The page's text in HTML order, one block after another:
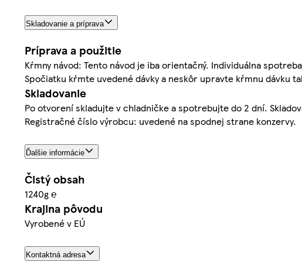
Skladovanie a príprava
Príprava a použitie
Kŕmny návod: Tento návod je iba orientačný. Individuálna
Spočiatku kŕmte uvedené dávky a neskôr upravte kŕmnu dávku
Skladovanie
Po otvorení skladujte v chladničke a spotrebujte do 2 dní.
Registračné číslo výrobcu: uvedené na spodnej strane konzervy.
Ďalšie informácie
Čistý obsah
1240g ℮
Krajina pôvodu
Vyrobené v EÚ
Kontaktná adresa